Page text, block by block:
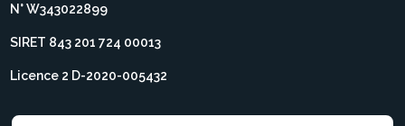
N° W343022899
SIRET 843 201 724 00013
Licence 2 D-2020-005432